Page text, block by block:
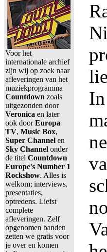
Voor het
internationale archief
zijn wij op zoek naar
afleveringen van het
muziekprogramma
Countdown zoals
uitgezonden door
Veronica en later
ook doorEuropa
TV, Music Box,
Super Channel en
Sky Channel onder
de titel Countdown
Europe's Number 1
Rockshow. Alles is
welkom; interviews,
presentaties,
optredens. Liefst
complete
afleveringen. Zelf
opgenomen banden
zetten we gratis voor
je over en komen